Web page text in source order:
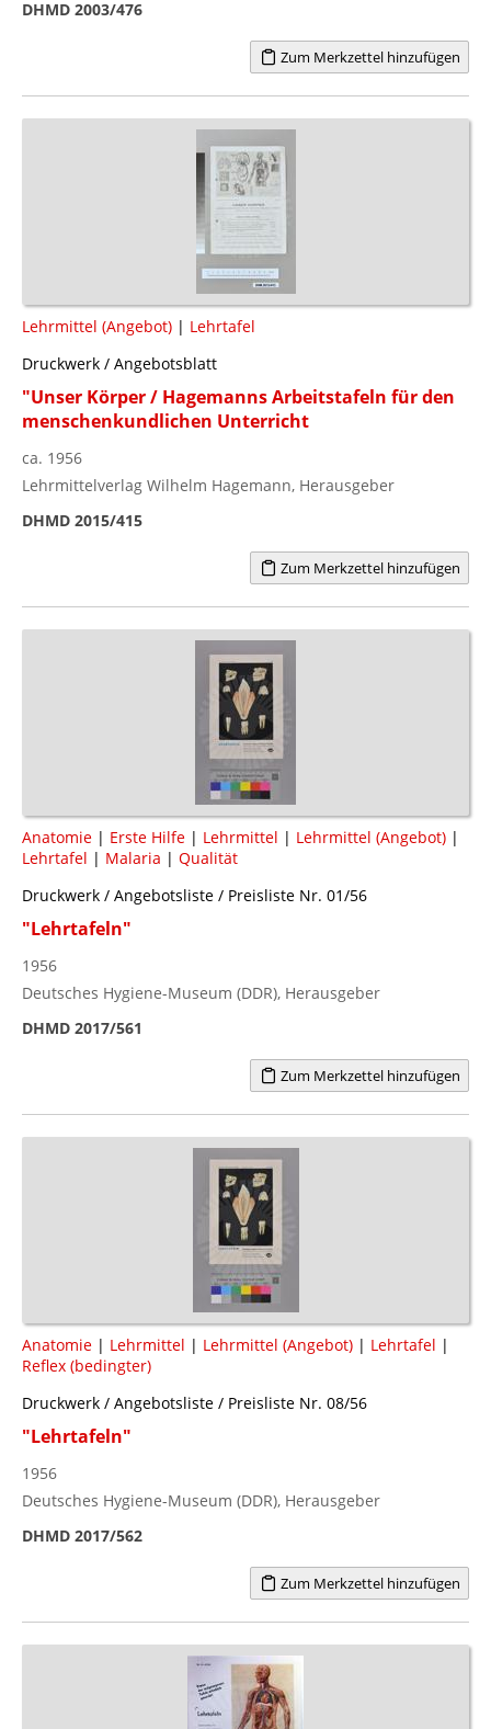
DHMD 2003/476
Zum Merkzettel hinzufügen
Lehrmittel (Angebot) | Lehrtafel
Druckwerk / Angebotsblatt
"Unser Körper / Hagemanns Arbeitstafeln für den
menschenkundlichen Unterricht
ca. 1956
Lehrmittelverlag Wilhelm Hagemann, Herausgeber
DHMD 2015/415
Zum Merkzettel hinzufügen
Anatomie | Erste Hilfe | Lehrmittel | Lehrmittel (Angebot) |
Lehrtafel | Malaria | Qualität
Druckwerk / Angebotsliste / Preisliste Nr. 01/56
"Lehrtafeln"
1956
Deutsches Hygiene-Museum (DDR), Herausgeber
DHMD 2017/561
Zum Merkzettel hinzufügen
Anatomie | Lehrmittel | Lehrmittel (Angebot) | Lehrtafel |
Reflex (bedingter)
Druckwerk / Angebotsliste / Preisliste Nr. 08/56
"Lehrtafeln"
1956
Deutsches Hygiene-Museum (DDR), Herausgeber
DHMD 2017/562
Zum Merkzettel hinzufügen